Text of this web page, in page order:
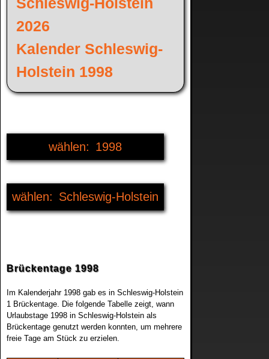
2026
Kalender Schleswig-
Holstein 1998
1998
1995
1997
1999
2000
Schleswig-Holstein
Berlin
Brandenburg
Brückentage 1998
Im Kalenderjahr 1998 gab es in Schleswig-Holstein
1 Brückentage. Die folgende Tabelle zeigt, wann
Urlaubstage 1998 in Schleswig-Holstein als
Brückentage genutzt werden konnten, um mehrere
freie Tage am Stück zu erzielen.